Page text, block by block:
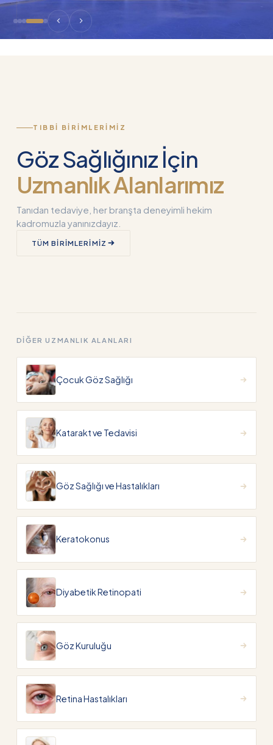
TIBBI BIRIMLERIMIZ
Göz Sağlığınız İçin
Uzmanlık Alanlarımız
Tanıdan tedaviye, her branşta deneyimli hekim
kadromuzla yanınızdayız.
TÜM BIRIMLERIMIZ
Kornea Nakli
DIĞER UZMANLIK ALANLARI
Çocuk Göz Sağlığı
Katarakt ve Tedavisi
Göz Sağlığı ve Hastalıkları
Keratokonus
Diyabetik Retinopati
Göz Kuruluğu
Retina Hastalıkları